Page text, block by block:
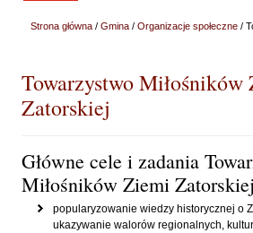
Strona główna/ Gmina/ Organizacje społeczne/
Towarzystwo Miłośników
Zatorskiej
Główne cele i zadania
Miłośników Ziemi
popularyzowanie wiedzy historycznej o
ukazywanie walorów regionalnych,